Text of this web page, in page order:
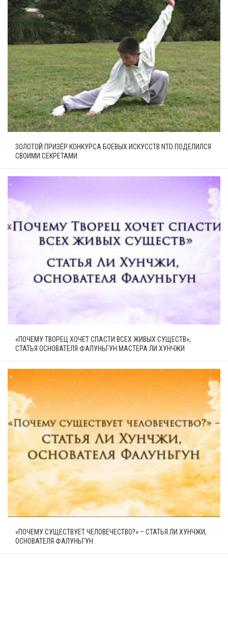
ЗОЛОТОЙ ПРИЗЁР КОНКУРСА БОЕВЫХ ИСКУССТВ NTD ПОДЕЛИЛСЯ
СВОИМИ СЕКРЕТАМИ
«ПОЧЕМУ ТВОРЕЦ ХОЧЕТ СПАСТИ ВСЕХ ЖИВЫХ СУЩЕСТВ»,
СТАТЬЯ ОСНОВАТЕЛЯ ФАЛУНЬГУН МАСТЕРА ЛИ ХУНЧЖИ
«ПОЧЕМУ СУЩЕСТВУЕТ ЧЕЛОВЕЧЕСТВО?» – СТАТЬЯ ЛИ ХУНЧЖИ,
ОСНОВАТЕЛЯ ФАЛУНЬГУН